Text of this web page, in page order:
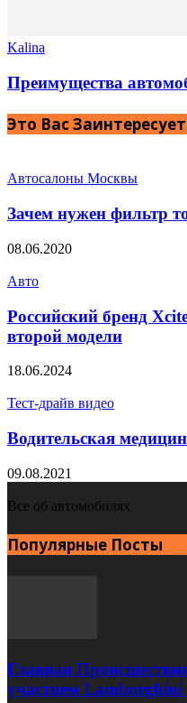
Kalina
Преимущества
Это Вас
Автосалоны Москвы
Зачем нужен фильтр
08.06.2020
Авто
Российский бренд
второй модели
18.06.2024
Тест-драйв видео
Водительская
09.08.2021
Все об автомобилях
Популярные Посты
Главная
участием